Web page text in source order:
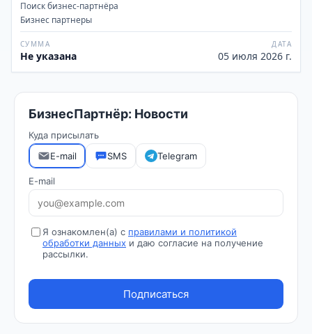
Поиск бизнес-партнёра
Бизнес партнеры
СУММА
Не указана
ДАТА
05 июля 2026 г.